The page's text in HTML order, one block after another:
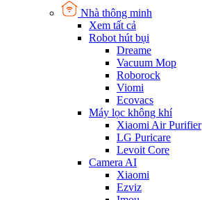
Nhà thông minh
Xem tất cả
Robot hút bụi
Dreame
Vacuum Mop
Roborock
Viomi
Ecovacs
Máy lọc không khí
Xiaomi Air Purifier
LG Puricare
Levoit Core
Camera AI
Xiaomi
Ezviz